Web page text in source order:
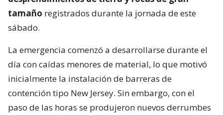
tamaño registrados durante la jornada de este
sábado.
La emergencia comenzó a desarrollarse durante el
día con caídas menores de material, lo que motivó
inicialmente la instalación de barreras de
contención tipo New Jersey. Sin embargo, con el
paso de las horas se produjeron nuevos derrumbes